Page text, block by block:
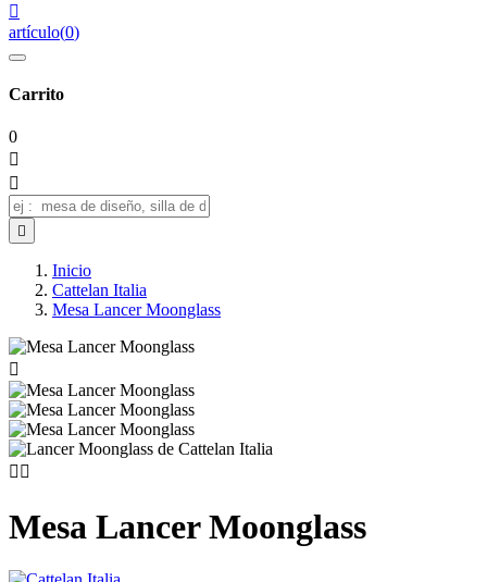

artículo(0)
Carrito
0



Inicio
Cattelan Italia
Mesa Lancer Moonglass

 
Mesa Lancer Moonglass